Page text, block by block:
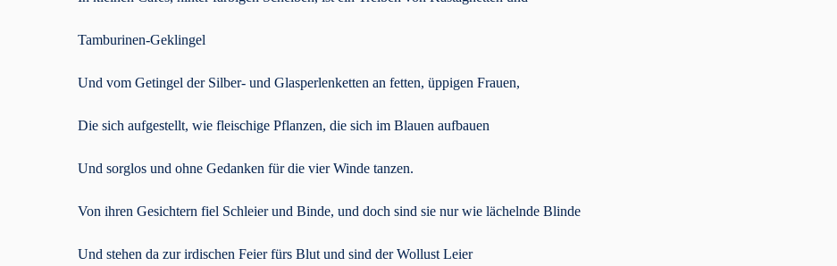
Tamburinen-Geklingel
Und vom Getingel der Silber- und Glasperlenketten an fetten, üppigen Frauen,
Die sich aufgestellt, wie fleischige Pflanzen, die sich im Blauen aufbauen
Und sorglos und ohne Gedanken für die vier Winde tanzen.
Von ihren Gesichtern fiel Schleier und Binde, und doch sind sie nur wie lächelnde Blinde
Und stehen da zur irdischen Feier fürs Blut und sind der Wollust Leier